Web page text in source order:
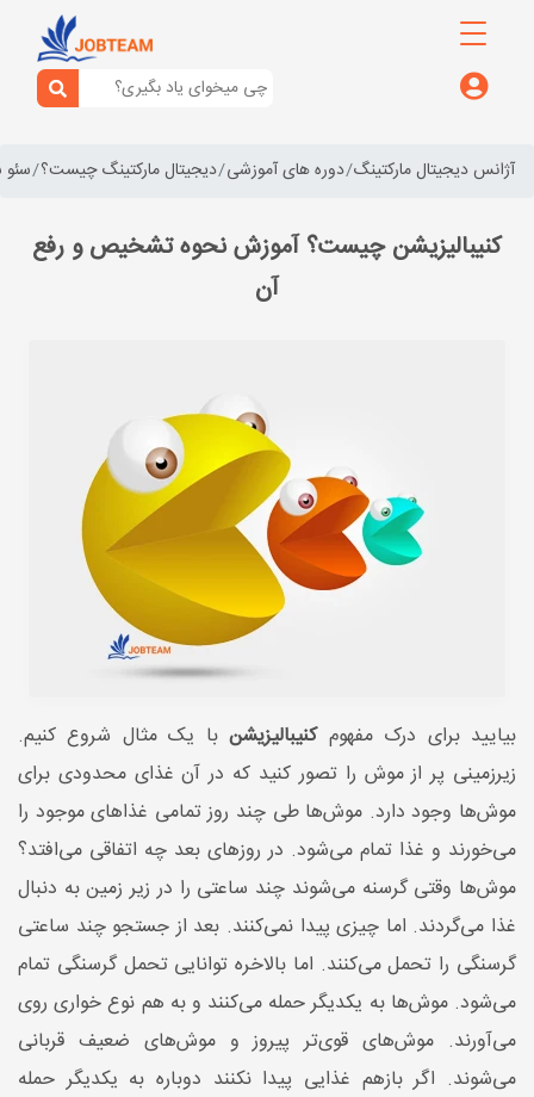
آژانس دیجیتال مارکتینگ دوره های آموزشی دیجیتال مارکتینگ چیست؟
کنیبالیزیشن چیست؟ آموزش نحوه تشخیص و رفع
آن
بیایید برای درک مفهومکنیبالیزیشنبا یک مثال شروع کنیم.
زیرزمینی پر از موش را تصور کنید که در آن غذای محدودی برای
موش‌ها وجود دارد. موش‌ها طی چند روز تمامی غذاهای موجود را
می‌خورند و غذا تمام می‌شود. در روزهای بعد چه اتفاقی می‌افتد؟
موش‌ها وقتی گرسنه می‌شوند چند ساعتی را در زیر زمین به دنبال
غذا می‌گردند. اما چیزی پیدا نمی‌کنند. بعد از جستجو چند ساعتی
گرسنگی را تحمل می‌کنند. اما بالاخره توانایی تحمل گرسنگی تمام
می‌شود. موش‌ها به یکدیگر حمله می‌کنند و به هم‌ نوع خواری روی
می‌آورند. موش‌های قوی‌تر پیروز و موش‌های ضعیف قربانی
می‌شوند. اگر بازهم غذایی پیدا نکنند دوباره به یکدیگر حمله